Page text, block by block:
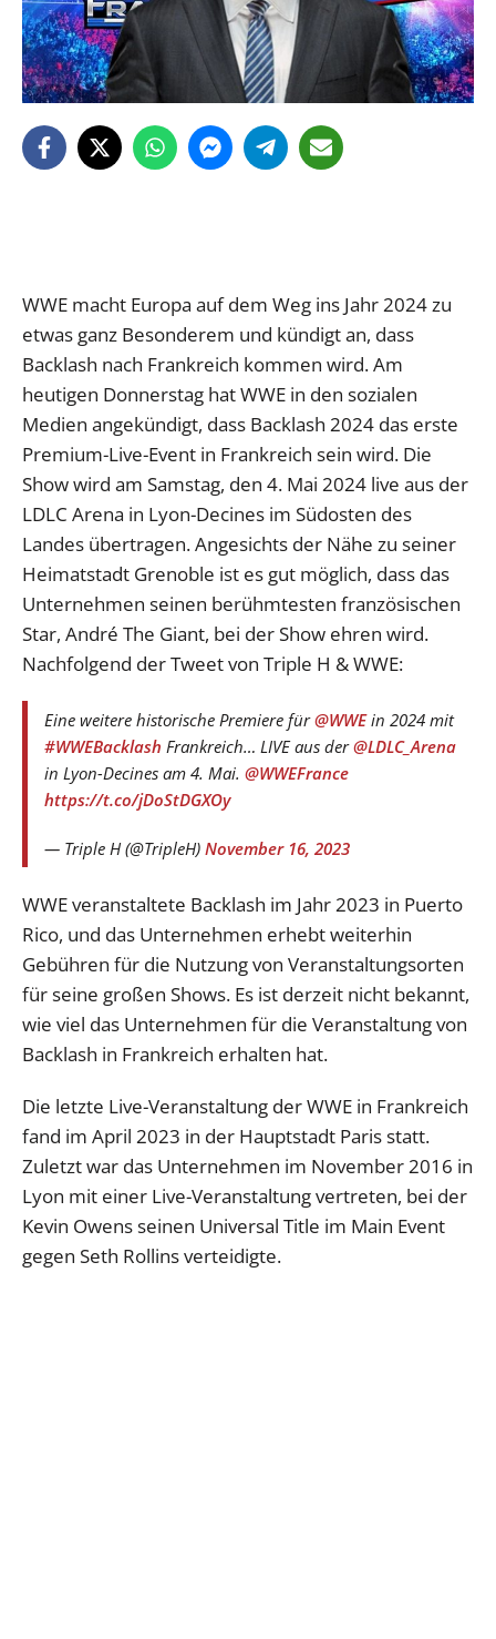
WWE macht Europa auf dem Weg ins Jahr 2024 zu
etwas ganz Besonderem und kündigt an, dass
Backlash nach Frankreich kommen wird. Am
heutigen Donnerstag hat WWE in den sozialen
Medien angekündigt, dass Backlash 2024 das erste
Premium-Live-Event in Frankreich sein wird. Die
Show wird am Samstag, den 4. Mai 2024 live aus der
LDLC Arena in Lyon-Decines im Südosten des
Landes übertragen. Angesichts der Nähe zu seiner
Heimatstadt Grenoble ist es gut möglich, dass das
Unternehmen seinen berühmtesten französischen
Star, André The Giant, bei der Show ehren wird.
Nachfolgend der Tweet von Triple H & WWE:
Eine weitere historische Premiere für@WWEin 2024 mit
#WWEBacklash Frankreich… LIVE aus der@LDLC_Arena
in Lyon-Decines am 4. Mai. @WWEFrance
https://t.co/jDoStDGXOy
— Triple H (@TripleH) November 16, 2023
WWE veranstaltete Backlash im Jahr 2023 in Puerto
Rico, und das Unternehmen erhebt weiterhin
Gebühren für die Nutzung von Veranstaltungsorten
für seine großen Shows. Es ist derzeit nicht bekannt,
wie viel das Unternehmen für die Veranstaltung von
Backlash in Frankreich erhalten hat.
Die letzte Live-Veranstaltung der WWE in Frankreich
fand im April 2023 in der Hauptstadt Paris statt.
Zuletzt war das Unternehmen im November 2016 in
Lyon mit einer Live-Veranstaltung vertreten, bei der
Kevin Owens seinen Universal Title im Main Event
gegen Seth Rollins verteidigte.